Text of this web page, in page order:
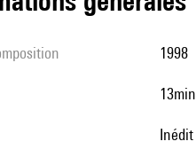
1998
13min
Inédit